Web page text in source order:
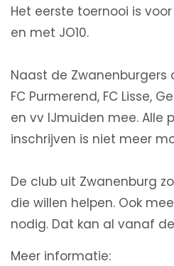
Het eerste toernooi is
en met JO10.
Naast de Zwanenburgers
FC Purmerend, FC Lisse,
en vv IJmuiden mee. Alle
inschrijven is niet meer
De club uit Zwanenburg
die willen helpen. Ook
nodig. Dat kan al vanaf
Meer informatie: